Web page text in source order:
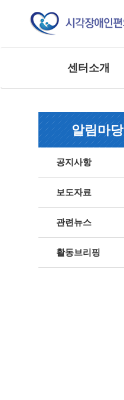
센터소개
조직도
연혁
사업 및 행사
알림마당
공지사항
보도자료
관련뉴스
활동브리핑